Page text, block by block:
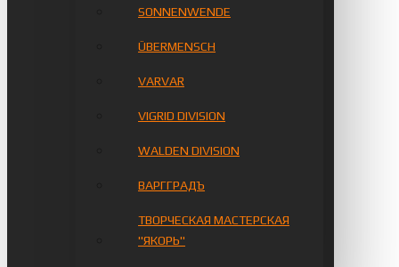
SONNENWENDE
ÜBERMENSCH
VARVAR
VIGRID DIVISION
WALDEN DIVISION
ВАРГГРАДЪ
ТВОРЧЕСКАЯ МАСТЕРСКАЯ
"ЯКОРЬ"